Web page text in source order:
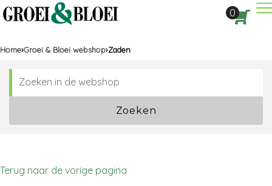
0
Home Groei & Bloei webshop Zaden
Zoeken
Terug naar de vorige pagina